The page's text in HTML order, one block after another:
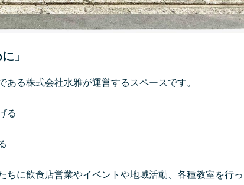
」
ある株式会社水雅が運営するスペースです。
る
ちに飲食店営業やイベントや地域活動、各種教室を行っ